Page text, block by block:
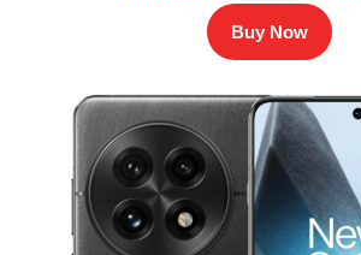
Buy Now